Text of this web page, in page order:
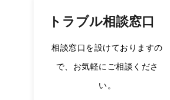
トラブル相談窓口
相談窓口を設けておりますの
で、お気軽にご相談くださ
い。